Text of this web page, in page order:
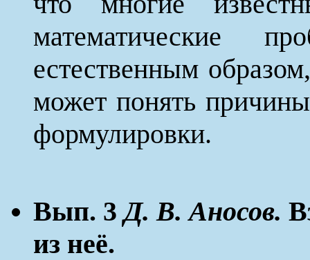
математические
естественным
может понять
формулировки.
Вып. 3Д. В. Аносов.
из неё.